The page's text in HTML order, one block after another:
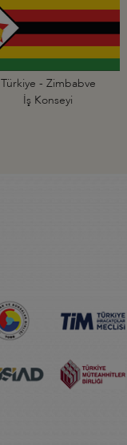
Türkiye - Zimbabve
İş Konseyi